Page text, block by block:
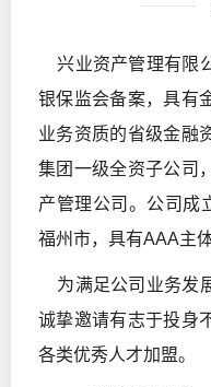
兴业资产管理有限
银保监会备案，具有
业务资质的省级金融
集团一级全资子公司
产管理公司。公司成
福州市，具有AAA主
为满足公司业务发
诚挚邀请有志于投身
各类优秀人才加盟。